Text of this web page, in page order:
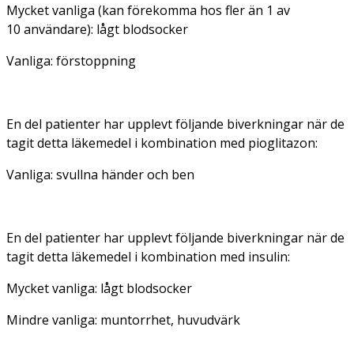
Mycket vanliga (kan förekomma hos fler än 1 av
10 användare): lågt blodsocker
Vanliga: förstoppning
En del patienter har upplevt följande biverkningar när de
tagit detta läkemedel i kombination med pioglitazon:
Vanliga: svullna händer och ben
En del patienter har upplevt följande biverkningar när de
tagit detta läkemedel i kombination med insulin:
Mycket vanliga: lågt blodsocker
Mindre vanliga: muntorrhet, huvudvärk